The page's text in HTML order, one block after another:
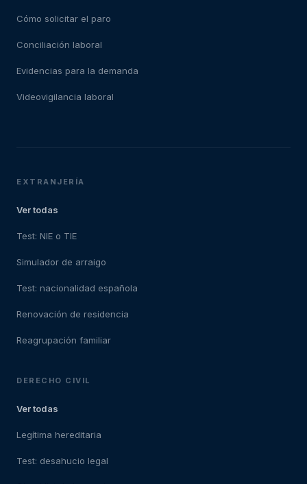
Cómo solicitar el paro
Conciliación laboral
Evidencias para la demanda
Videovigilancia laboral
EXTRANJERÍA
Ver todas
Test: NIE o TIE
Simulador de arraigo
Test: nacionalidad española
Renovación de residencia
Reagrupación familiar
DERECHO CIVIL
Ver todas
Legítima hereditaria
Test: desahucio legal